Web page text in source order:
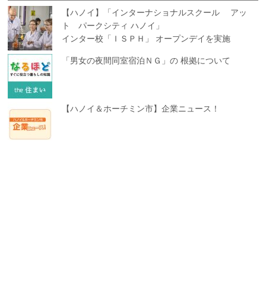
【ハノイ】「インターナショナルスクール アッ
ト パークシティ ハノイ」
インター校「ＩＳＰＨ」 オープンデイを実施
「男女の夜間同室宿泊ＮＧ」の 根拠について
【ハノイ＆ホーチミン市】企業ニュース！